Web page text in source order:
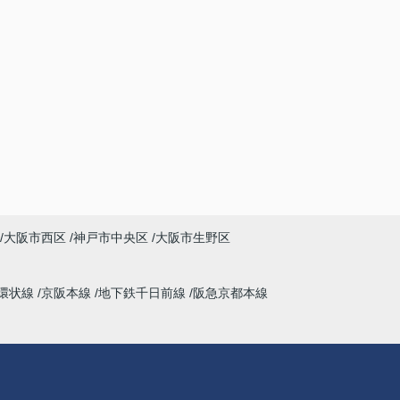
大阪市西区 神戸市中央区 大阪市生野区
状線 京阪本線 地下鉄千日前線 阪急京都本線